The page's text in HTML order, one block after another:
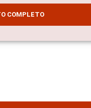
COMPLETO